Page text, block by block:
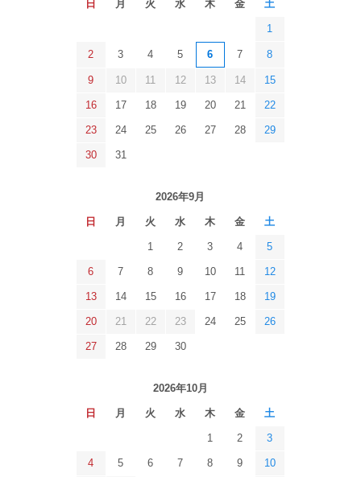
日 月 火 水 木 金 土
1
2 3 4 5 6 7 8
9 10 11 12 13 14 15
16 17 18 19 20 21 22
23 24 25 26 27 28 29
30 31
2026年9月
日 月 火 水 木 金 土
1 2 3 4 5
6 7 8 9 10 11 12
13 14 15 16 17 18 19
20 21 22 23 24 25 26
27 28 29 30
2026年10月
日 月 火 水 木 金 土
1 2 3
4 5 6 7 8 9 10